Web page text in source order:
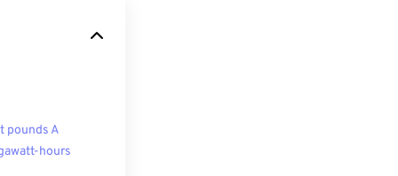
pounds A
hours